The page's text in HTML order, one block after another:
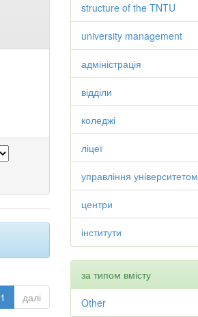
1 далі
structure of the TNTU
university management
адміністрація
відділи
коледжі
ліцеї
управління університетом
центри
інститути
за типом вмісту
Other